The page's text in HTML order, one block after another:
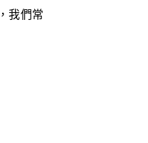
我們常